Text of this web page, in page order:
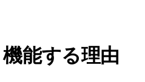
能する理由